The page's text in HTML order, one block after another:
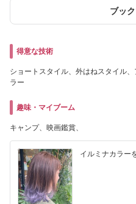
ブッ
得意な技術
ショートスタイル、外はねスタイル
ラー
趣味・マイブーム
キャンプ、映画鑑賞、
イルミナカラー